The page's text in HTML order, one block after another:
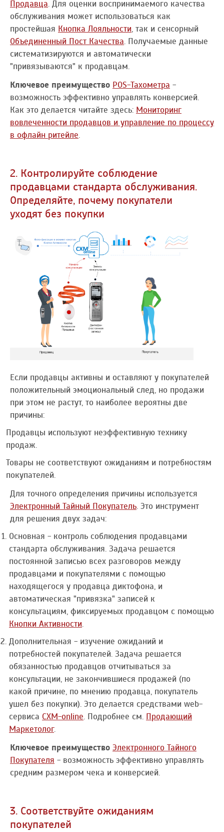
Продавца. Для оценки воспринимаемого качества
обслуживания может использоваться как
простейшая Кнопка Лояльности, так и сенсорный
Объединенный Пост Качества. Получаемые данные
систематизируются и автоматически
"привязываются" к продавцам.
Ключевое преимущество POS-Тахометра -
возможность эффективно управлять конверсией.
Как это делается читайте здесь: Мониторинг
вовлеченности продавцов и управление по процессу
в офлайн ритейле.
2. Контролируйте соблюдение
продавцами стандарта обслуживания.
Определяйте, почему покупатели
уходят без покупки
Если продавцы активны и оставляют у покупателей
положительный эмоциональный след, но продажи
при этом не растут, то наиболее вероятны две
причины:
Продавцы используют неэффективную технику
продаж.
Товары не соответствуют ожиданиям и потребностям
покупателей.
Для точного определения причины используется
Электронный Тайный Покупатель. Это инструмент
для решения двух задач:
Основная - контроль соблюдения продавцами
стандарта обслуживания. Задача решается
постоянной записью всех разговоров между
продавцами и покупателями с помощью
находящегося у продавца диктофона, и
автоматическая "привязка" записей к
консультациям, фиксируемых продавцом с помощью
Кнопки Активности.
Дополнительная - изучение ожиданий и
потребностей покупателей. Задача решается
обязанностью продавцов отчитываться за
консультации, не закончившиеся продажей (по
какой причине, по мнению продавца, покупатель
ушел без покупки). Это делается средствами web-
сервиса CXM-online. Подробнее см. Продающий
Маркетолог.
Ключевое преимущество Электронного Тайного
Покупателя - возможность эффективно управлять
средним размером чека и конверсией.
3. Соответствуйте ожиданиям
покупателей